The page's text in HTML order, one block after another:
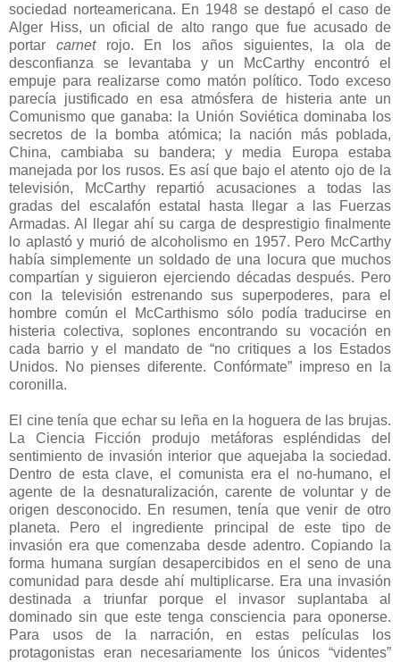
sociedad norteamericana. En 1948 se destapó el caso de
Alger Hiss, un oficial de alto rango que fue acusado de
portar carnetrojo. En los años siguientes, la ola de
desconfianza se levantaba y un McCarthy encontró el
empuje para realizarse como matón político. Todo exceso
parecía justificado en esa atmósfera de histeria ante un
Comunismo que ganaba: la Unión Soviética dominaba los
secretos de la bomba atómica; la nación más poblada,
China, cambiaba su bandera; y media Europa estaba
manejada por los rusos. Es así que bajo el atento ojo de la
televisión, McCarthy repartió acusaciones a todas las
gradas del escalafón estatal hasta llegar a las Fuerzas
Armadas. Al llegar ahí su carga de desprestigio finalmente
lo aplastó y murió de alcoholismo en 1957. Pero McCarthy
había simplemente un soldado de una locura que muchos
compartían y siguieron ejerciendo décadas después. Pero
con la televisión estrenando sus superpoderes, para el
hombre común el McCarthismo sólo podía traducirse en
histeria colectiva, soplones encontrando su vocación en
cada barrio y el mandato de “no critiques a los Estados
Unidos. No pienses diferente. Confórmate” impreso en la
coronilla.
El cine tenía que echar su leña en la hoguera de las brujas.
La Ciencia Ficción produjo metáforas espléndidas del
sentimiento de invasión interior que aquejaba la sociedad.
Dentro de esta clave, el comunista era el no-humano, el
agente de la desnaturalización, carente de voluntar y de
origen desconocido. En resumen, tenía que venir de otro
planeta. Pero el ingrediente principal de este tipo de
invasión era que comenzaba desde adentro. Copiando la
forma humana surgían desapercibidos en el seno de una
comunidad para desde ahí multiplicarse. Era una invasión
destinada a triunfar porque el invasor suplantaba al
dominado sin que este tenga consciencia para oponerse.
Para usos de la narración, en estas películas los
protagonistas eran necesariamente los únicos “videntes”